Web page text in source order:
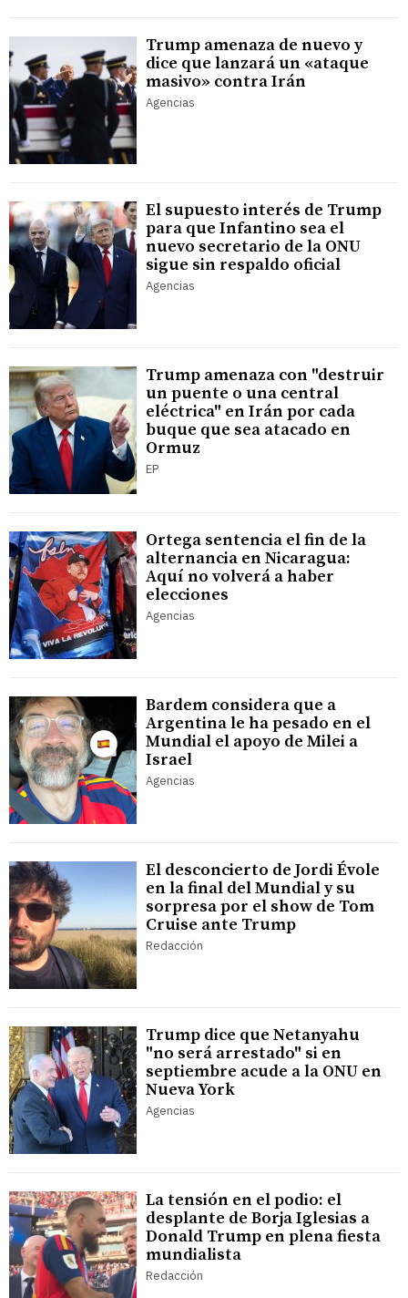
Trump amenaza de nuevo y
dice que lanzará un «ataque
masivo» contra Irán
Agencias
El supuesto interés de Trump
para que Infantino sea el
nuevo secretario de la ONU
sigue sin respaldo oficial
Agencias
Trump amenaza con "destruir
un puente o una central
eléctrica" en Irán por cada
buque que sea atacado en
Ormuz
EP
Ortega sentencia el fin de la
alternancia en Nicaragua:
Aquí no volverá a haber
elecciones
Agencias
Bardem considera que a
Argentina le ha pesado en el
Mundial el apoyo de Milei a
Israel
Agencias
El desconcierto de Jordi Évole
en la final del Mundial y su
sorpresa por el show de Tom
Cruise ante Trump
Redacción
Trump dice que Netanyahu
"no será arrestado" si en
septiembre acude a la ONU en
Nueva York
Agencias
La tensión en el podio: el
desplante de Borja Iglesias a
Donald Trump en plena fiesta
mundialista
Redacción